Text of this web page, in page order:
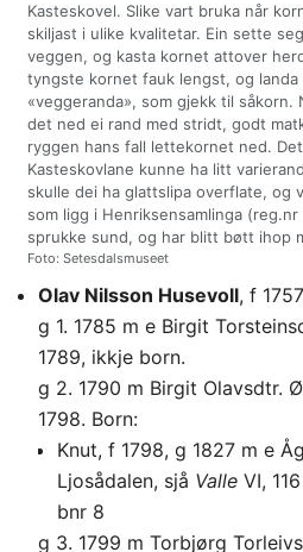
Kasteskovel. Slike vart bruka når
skiljast i ulike kvalitetar. Ein sette
veggen, og kasta kornet attover
tyngste kornet fauk lengst, og
«veggeranda», som gjekk til
det ned ei rand med stridt, godt
ryggen hans fall lettekornet ned.
Kasteskovlane kunne ha litt
skulle dei ha glattslipa overflate, og
som ligg i Henriksensamlinga
sprukke sund, og har blitt bøtt ihop
Foto: Setesdalsmuseet
Olav Nilsson Husevoll, f
g 1. 1785 m e Birgit
1789, ikkje born.
g 2. 1790 m Birgit Olavsdtr.
1798. Born:
Knut, f 1798, g 1827 m e
Ljosådalen, sjå Valle VI,
bnr 8
g 3. 1799 m Torbjørg